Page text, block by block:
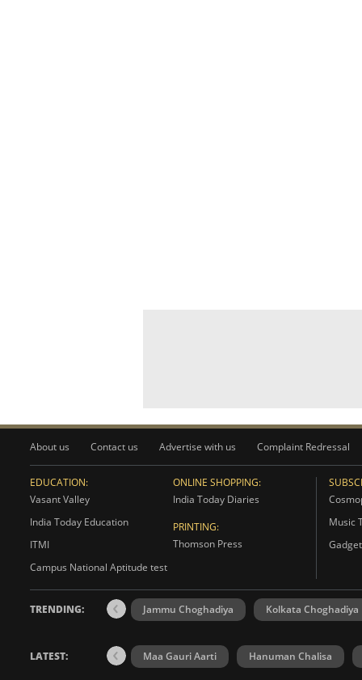
About us Contact us Advertise with us Complaint Redressal
EDUCATION:
Vasant Valley
India Today Education
ITMI
Campus National Aptitude test
ONLINE SHOPPING:
India Today Diaries
PRINTING:
Thomson Press
Music
TRENDING: Jammu Choghadiya Kolkata Choghadiya
LATEST: Maa Gauri Aarti Hanuman Chalisa